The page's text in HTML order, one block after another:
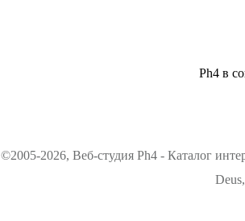
Ph4 в
©2005-2026, Веб-студия Ph4 - Каталог